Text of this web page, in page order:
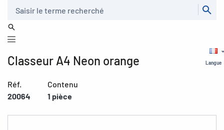
Langue
Classeur A4 Neon orange
Réf.
20064
Contenu
1 pièce